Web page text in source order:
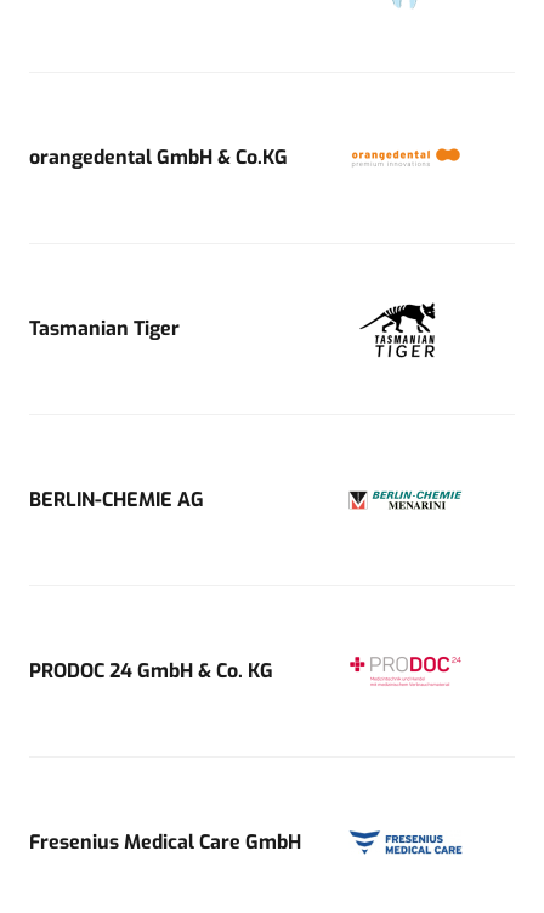
orangedental GmbH & Co.KG
Tasmanian Tiger
BERLIN-CHEMIE AG
PRODOC 24 GmbH & Co. KG
Fresenius Medical Care GmbH